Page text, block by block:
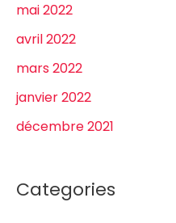
mai 2022
avril 2022
mars 2022
janvier 2022
décembre 2021
Categories